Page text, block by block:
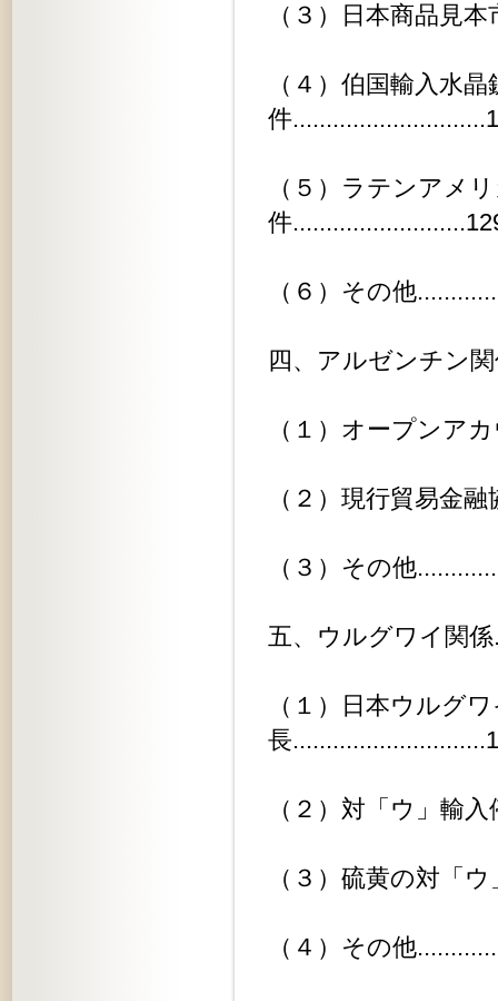
（３）日本商品見
（４）伯国輸入水
件
（５）ラテンアメ
件
（６）その他
四、アルゼンチン
（１）オープンア
（２）現行貿易金
（３）その他
五、ウルグワイ関係
（１）日本ウルグ
長
（２）対「ウ」輸
（３）硫黄の対「
（４）その他